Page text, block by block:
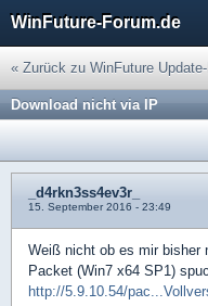
WinFuture-Forum.de
« Zurück zu WinFuture
Download nicht via IP
_d4rkn3ss4ev3r_
15. September 2016 - 23:49
Weiß nicht ob es mir bisher
Packet (Win7 x64 SP1)
http://5.9.10.54/